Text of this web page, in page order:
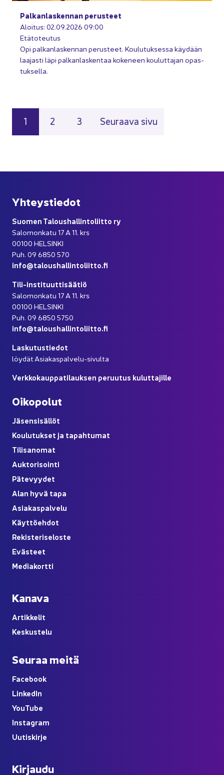
Pal­kan­las­ken­nan pe­rus­teet
Aloi­tus: 02.09.2026 09:00
Etä­to­teu­tus
Opi pal­kan­las­ken­nan pe­rus­teet. Kou­lu­tuk­ses­sa käy­dään
laa­jas­ti läpi pal­kan­las­ken­taa ko­ke­neen kou­lut­ta­jan opas­
tuk­sel­la.
Ar­tik­ke­lien si­vu­tus
Sivu
1 Sivu
2 Sivu
3 Seu­raa­va sivu
Yh­teys­tie­dot
Suo­men Ta­lous­hal­lin­to­liit­to ry
Sa­lo­mon­ka­tu 17 A 11. krs
00100 HEL­SIN­KI
Puh. 09 6850 570
info@ta­lous­hal­lin­to­liit­to.fi
Tili-​instituuttisäätiö
Sa­lo­mon­ka­tu 17 A 11. krs
00100 HEL­SIN­KI
Puh. 09 6850 5750
info@ta­lous­hal­lin­to­liit­to.fi
Las­ku­tus­tie­dot
löy­dät Asiakaspalvelu-​sivulta
Verk­ko­kaup­pa­ti­lauk­sen pe­ruu­tus ku­lut­ta­jil­le
Oi­ko­po­lut
Jä­sen­si­säl­löt
Kou­lu­tuk­set ja ta­pah­tu­mat
Ti­li­sa­no­mat
Auk­to­ri­soin­ti
Pä­te­vyy­det
Alan hyvä tapa
Asia­kas­pal­ve­lu
Käyt­tö­eh­dot
Re­kis­te­ri­se­los­te
Eväs­teet
Me­dia­kort­ti
Ka­na­va
Ar­tik­ke­lit
Kes­kus­te­lu
Seu­raa meitä
Face­book
Lin­ke­dIn
YouTube
Ins­ta­gram
Uu­tis­kir­je
Kir­jau­du